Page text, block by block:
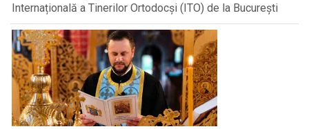
Internațională a Tinerilor Ortodocși (ITO) de la București